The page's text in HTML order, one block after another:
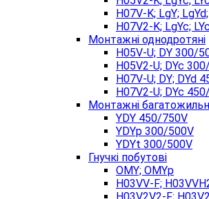
H07V-K; LgY;
H07V2-K; LgYc;
Монтажні однодротяні
H05V-U; DY 300/
H05V2-U; DYc
H07V-U; DY; DYd
H07V2-U; DYc
Монтажні
YDY 450/750V
YDYp 300/500V
YDYt 300/500V
Гнучкі побутові
OMY; OMYp
H03VV-F;